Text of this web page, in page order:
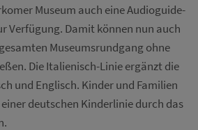
Museum auch eine Audioguide-
Verfügung. Damit können nun auch
Museumsrundgang ohne
Die Italienisch-Linie ergänzt die
und Englisch. Kinder und Familien
deutschen Kinderlinie durch das